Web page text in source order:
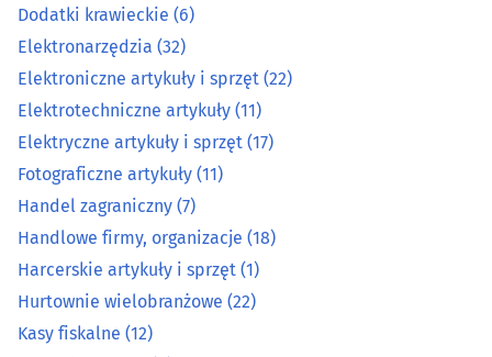
Fotograficzne artykuły
Handel zagraniczny (7)
Handlowe firmy, organizacje (18)
Harcerskie artykuły i sprzęt
Hurtownie wielobranżowe(22)
Kasy fiskalne (12)
Dodatki krawieckie (6)
Elektronarzędzia (32)
Elektroniczne artykuły i sprzęt (22)
Elektrotechniczne artykuły (11)
Elektryczne artykuły i sprzęt (17)
Fotograficzne artykuły (11)
Handel zagraniczny (7)
Handlowe firmy, organizacje (18)
Harcerskie artykuły i sprzęt (1)
Hurtownie wielobranżowe (22)
Kasy fiskalne (12)